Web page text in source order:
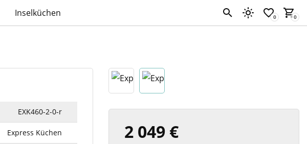
Inselküchen
2 049 €
EXK460-2-0-r
Express Küchen